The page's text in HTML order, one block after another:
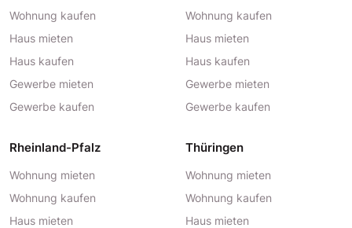
Wohnung kaufen
Haus mieten
Haus kaufen
Gewerbe mieten
Gewerbe kaufen
Wohnung kaufen
Haus mieten
Haus kaufen
Gewerbe mieten
Gewerbe kaufen
Rheinland-Pfalz
Wohnung mieten
Wohnung kaufen
Haus mieten
Thüringen
Wohnung mieten
Wohnung kaufen
Haus mieten